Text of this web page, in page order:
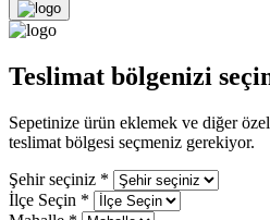
Teslimat bölgenizi
Sepetinize ürün eklemek ve diğer
teslimat bölgesi seçmeniz gerekiyor.
Şehir seçiniz *
İlçe Seçin *